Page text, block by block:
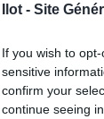
Ilot - Site
If you wish to
sensitive
confirm your
continue seeing